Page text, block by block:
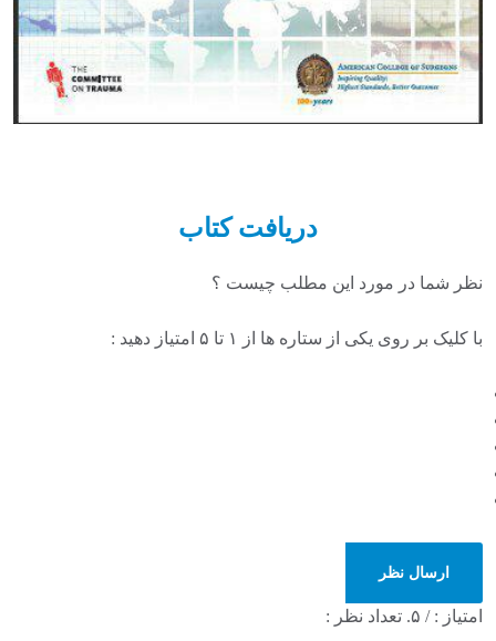
دریافتکتاب
نظر شما در مورد این مطلب چیست ؟
با کلیک بر روی یکی از ستاره ها از ۱ تا ۵ امتیاز دهید :
ارسال نظر
امتیاز :/ ۵. تعداد نظر :